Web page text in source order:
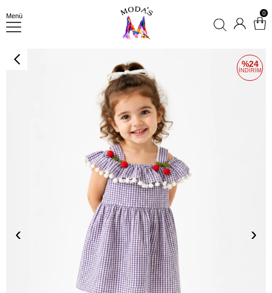
Menü 0
‹ ›
24